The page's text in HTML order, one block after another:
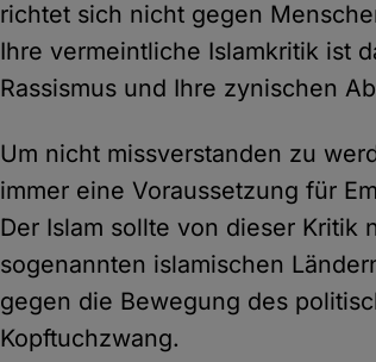
richtet sich nicht gegen
Ihre vermeintliche Islamkritik ist
Rassismus und Ihre zynischen
Um nicht missverstanden zu
immer eine Voraussetzung für
Der Islam sollte von dieser Kritik
sogenannten islamischen
gegen die Bewegung des
Kopftuchzwang.